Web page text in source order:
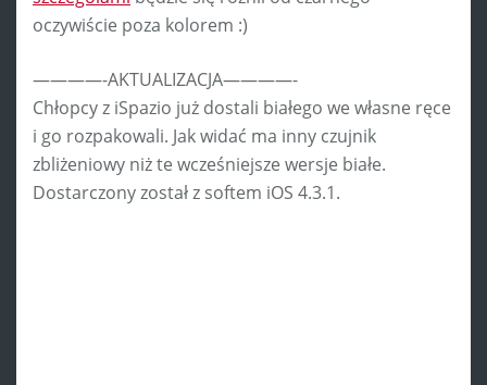
oczywiście poza kolorem :)
————-AKTUALIZACJA————-
Chłopcy z iSpazio już dostali białego we własne ręce
i go rozpakowali. Jak widać ma inny czujnik
zbliżeniowy niż te wcześniejsze wersje białe.
Dostarczony został z softem iOS 4.3.1.